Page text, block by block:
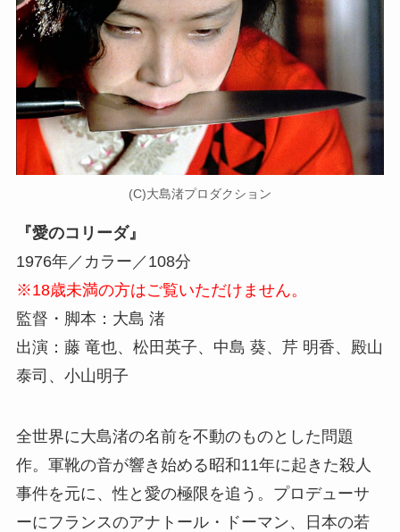
(C)大島渚プロダクション
『愛のコリーダ』
1976年／カラー／108分
※18歳未満の方はご覧いただけません。
監督・脚本：大島 渚
出演：藤 竜也、松田英子、中島 葵、芹 明香、殿山
泰司、小山明子
全世界に大島渚の名前を不動のものとした問題
作。軍靴の音が響き始める昭和11年に起きた殺人
事件を元に、性と愛の極限を追う。プロデューサ
ーにフランスのアナトール・ドーマン、日本の若